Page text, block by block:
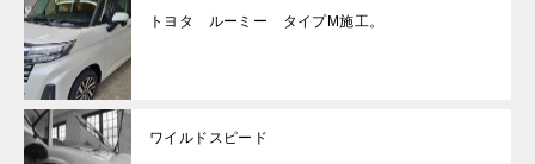
トヨタ ルーミー タイプM施工。
ワイルドスピード